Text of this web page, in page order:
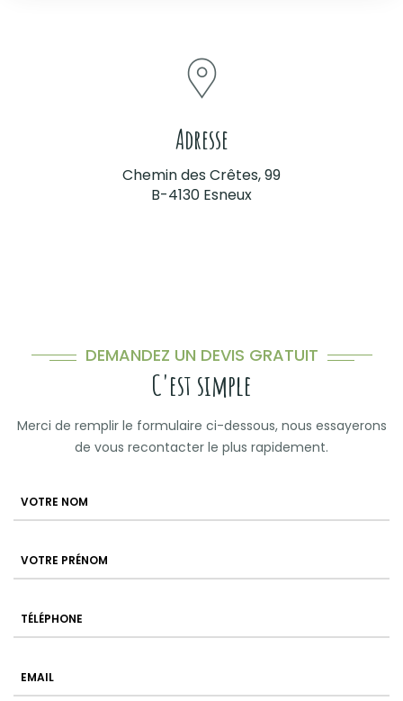
Adresse
Chemin des Crêtes, 99
B-4130 Esneux
DEMANDEZ UN DEVIS GRATUIT
C'est simple
Merci de remplir le formulaire ci-dessous, nous essayerons
de vous recontacter le plus rapidement.